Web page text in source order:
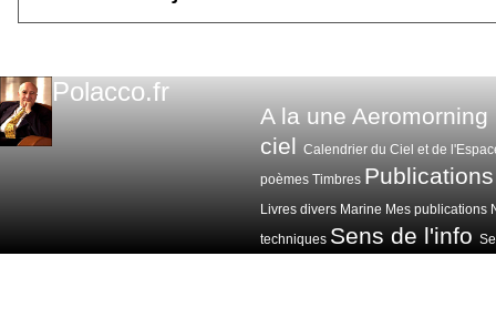
Polacco.fr
A la une Aeromorning
ciel Calendrier du Ciel et de
poèmes Timbres Publications
Livres divers Marine Mes publications
techniques Sens de l'info